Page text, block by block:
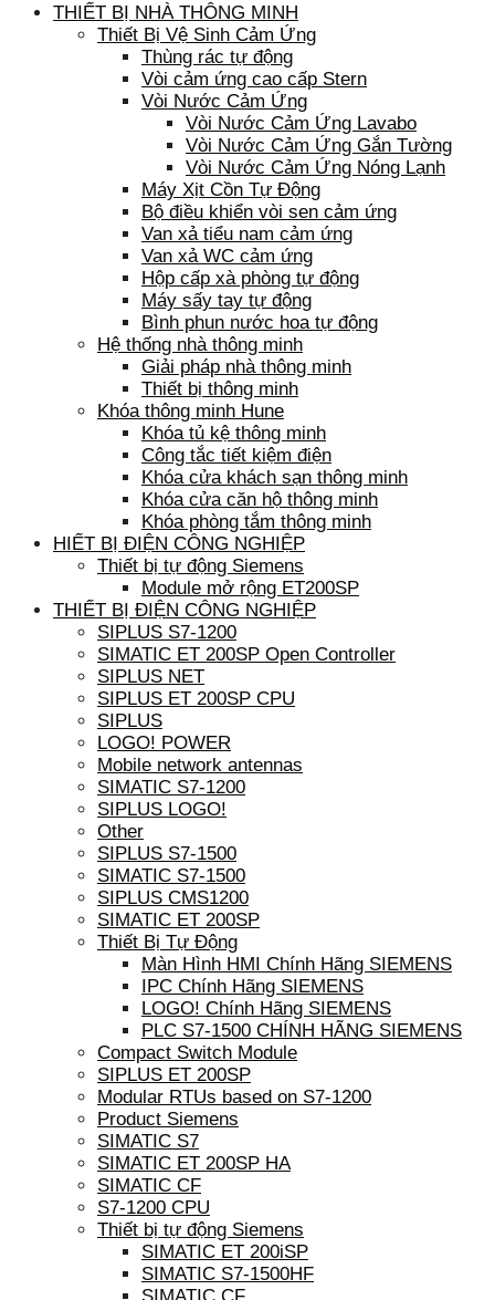
THIẾT BỊ NHÀ THÔNG MINH
Thiết Bị Vệ Sinh Cảm Ứng
Thùng rác tự động
Vòi cảm ứng cao cấp Stern
Vòi Nước Cảm Ứng
Vòi Nước Cảm Ứng Lavabo
Vòi Nước Cảm Ứng Gắn Tường
Vòi Nước Cảm Ứng Nóng Lạnh
Máy Xịt Cồn Tự Động
Bộ điều khiển vòi sen cảm ứng
Van xả tiểu nam cảm ứng
Van xả WC cảm ứng
Hộp cấp xà phòng tự động
Máy sấy tay tự động
Bình phun nước hoa tự động
Hệ thống nhà thông minh
Giải pháp nhà thông minh
Thiết bị thông minh
Khóa thông minh Hune
Khóa tủ kệ thông minh
Công tắc tiết kiệm điện
Khóa cửa khách sạn thông minh
Khóa cửa căn hộ thông minh
Khóa phòng tắm thông minh
HIẾT BỊ ĐIỆN CÔNG NGHIỆP
Thiết bị tự động Siemens
Module mở rộng ET200SP
THIẾT BỊ ĐIỆN CÔNG NGHIỆP
SIPLUS S7-1200
SIMATIC ET 200SP Open Controller
SIPLUS NET
SIPLUS ET 200SP CPU
SIPLUS
LOGO! POWER
Mobile network antennas
SIMATIC S7-1200
SIPLUS LOGO!
Other
SIPLUS S7-1500
SIMATIC S7-1500
SIPLUS CMS1200
SIMATIC ET 200SP
Thiết Bị Tự Động
Màn Hình HMI Chính Hãng SIEMENS
IPC Chính Hãng SIEMENS
LOGO! Chính Hãng SIEMENS
PLC S7-1500 CHÍNH HÃNG SIEMENS
Compact Switch Module
SIPLUS ET 200SP
Modular RTUs based on S7-1200
Product Siemens
SIMATIC S7
SIMATIC ET 200SP HA
SIMATIC CF
S7-1200 CPU
Thiết bị tự động Siemens
SIMATIC ET 200iSP
SIMATIC S7-1500HF